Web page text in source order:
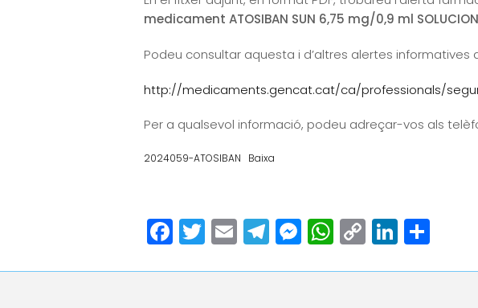
medicament ATOSIBAN SUN 6,75 mg/0,9 ml
Podeu consultar aquesta i d’altres alertes informatives
http://medicaments.gencat.cat/ca/professionals/
Per a qualsevol informació, podeu adreçar-vos als
2024059-ATOSIBAN Baixa
Facebook
Twitter
EmailTelegram
Messenger
WhatsApp
Copy
Link